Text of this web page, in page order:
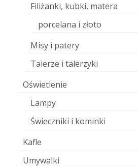
Filiżanki, kubki, matera
porcelana i złoto
Misy i patery
Talerze i talerzyki
Oświetlenie
Lampy
Świeczniki i kominki
Kafle
Umywalki